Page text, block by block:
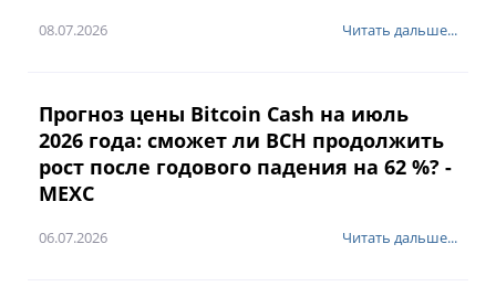
08.07.2026 Читать дальше...
Прогноз цены Bitcoin Cash на июль
2026 года: сможет ли BCH продолжить
рост после годового падения на 62 %? -
MEXC
06.07.2026 Читать дальше...